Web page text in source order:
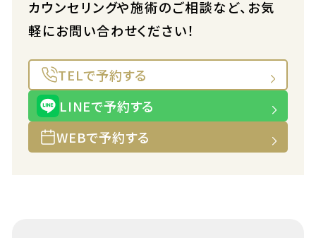
カウンセリングや施術のご相談など、お気
軽にお問い合わせください！
TELで予約する
LINEで予約する
WEBで予約する